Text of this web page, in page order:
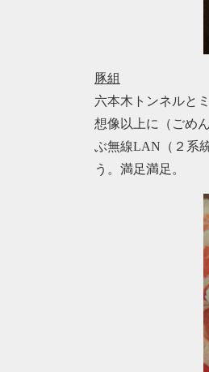
豚組
六本木トンネルと
想像以上に（ごめ
ぶ無線LAN（２系
う。満足満足。